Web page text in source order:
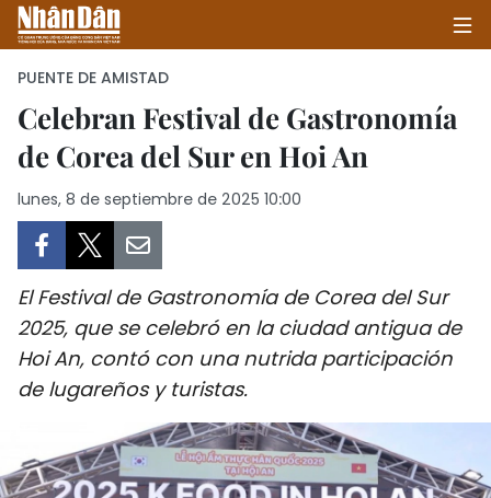
INICIO
POLÍTICA
SOCIEDAD
SALUD - MEDIO AMBIENTE
INTERNACIONAL
PUENTE DE AMISTAD
Celebran Festival de Gastronomía
de Corea del Sur en Hoi An
lunes, 8 de septiembre de 2025 10:00
El Festival de Gastronomía de Corea del Sur
2025, que se celebró en la ciudad antigua de
Hoi An, contó con una nutrida participación
de lugareños y turistas.